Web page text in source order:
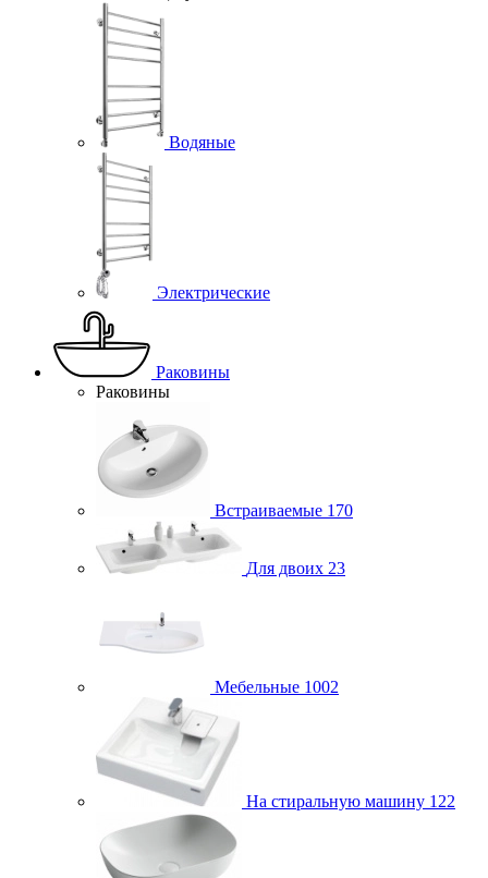
Водяные
Электрические
Раковины
Раковины
Встраиваемые 170
Для двоих 23
Мебельные 1002
На стиральную машину 122